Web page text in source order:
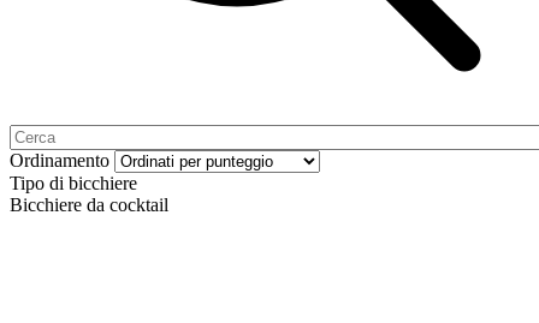
Ordinamento
Tipo di bicchiere
Bicchiere da cocktail